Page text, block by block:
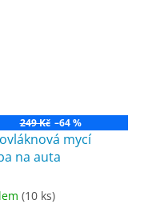
249 Kč –64 %
mycí
na auta
(10 ks)